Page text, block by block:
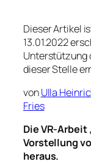
Dieser Artikel
13.01.2022
Unterstützung
dieser Stelle
vonUlla
Fries
Die VR-Arbeit
Vorstellung
heraus.